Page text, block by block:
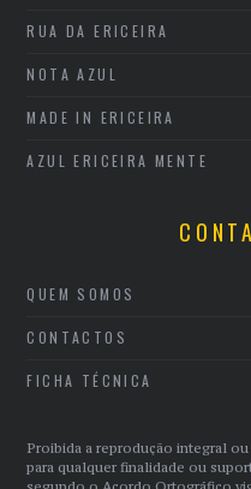
RUA DA ERICEIRA
NOTA AZUL
MADE IN ERICEIRA
AZUL ERICEIRA MENTE
QUEM SOMOS
CONTACTOS
FICHA TÉCNICA
Proibida a reprodução integral
para qualquer finalidade ou